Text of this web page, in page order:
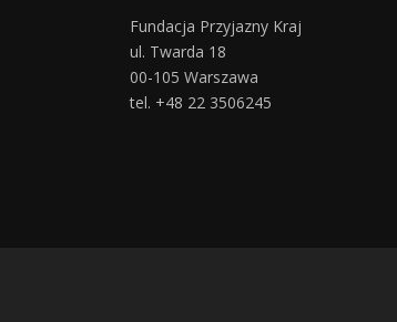
Fundacja Przyjazny Kraj
ul. Twarda 18
00-105 Warszawa
tel. +48 22 3506245